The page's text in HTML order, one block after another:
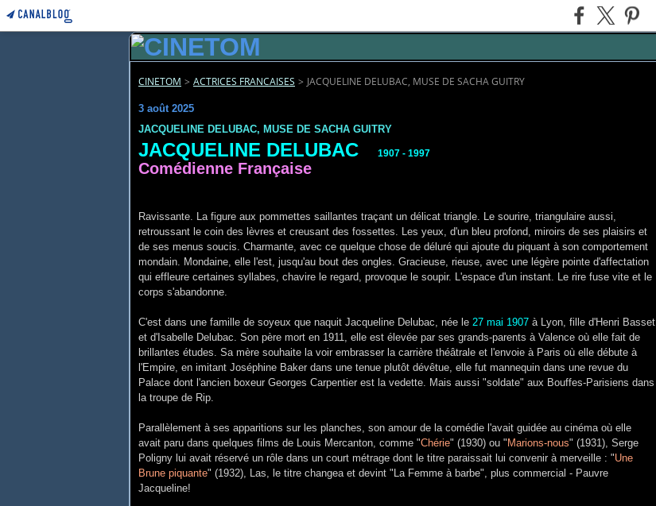
CINETOM > ACTRICES FRANCAISES > JACQUELINE DELUBAC, MUSE DE SACHA GUITRY
3 août 2025
JACQUELINE DELUBAC, MUSE DE SACHA GUITRY
JACQUELINE DELUBAC 1907 - 1997
Comédienne Française
Ravissante. La figure aux pommettes saillantes traçant un délicat triangle. Le sourire, triangulaire aussi,
retroussant le coin des lèvres et creusant des fossettes. Les yeux, d'un bleu profond, miroirs de ses plaisirs et
de ses menus soucis. Charmante, avec ce quelque chose de déluré qui ajoute du piquant à son comportement
mondain. Mondaine, elle l'est, jusqu'au bout des ongles. Gracieuse, rieuse, avec une légère pointe d'affectation
qui effleure certaines syllabes, chavire le regard, provoque le soupir. L'espace d'un instant. Le rire fuse vite et le
corps s'abandonne.
C'est dans une famille de soyeux que naquit Jacqueline Delubac, née le 27 mai 1907 à Lyon, fille d'Henri Basset
et d'Isabelle Delubac. Son père mort en 1911, elle est élevée par ses grands-parents à Valence où elle fait de
brillantes études. Sa mère souhaite la voir embrasser la carrière théâtrale et l'envoie à Paris où elle débute à
l'Empire, en imitant Joséphine Baker dans une tenue plutôt dévêtue, elle fut mannequin dans une revue du
Palace dont l'ancien boxeur Georges Carpentier est la vedette. Mais aussi "soldate" aux Bouffes-Parisiens dans
la troupe de Rip.
Parallèlement à ses apparitions sur les planches, son amour de la comédie l'avait guidée au cinéma où elle
avait paru dans quelques films de Louis Mercanton, comme "Chérie" (1930) ou " Marions-nous" (1931), Serge
Poligny lui avait réservé un rôle dans un court métrage dont le titre paraissait lui convenir à merveille : "Une
Brune piquante" (1932), Las, le titre changea et devint "La Femme à barbe", plus commercial - Pauvre
Jacqueline!